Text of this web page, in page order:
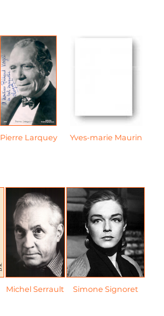
Pierre Larquey Yves-marie Maurin
Michel Serrault Simone Signoret